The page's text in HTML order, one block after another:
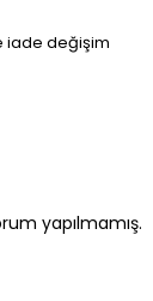
iade değişim
yapılmamış.